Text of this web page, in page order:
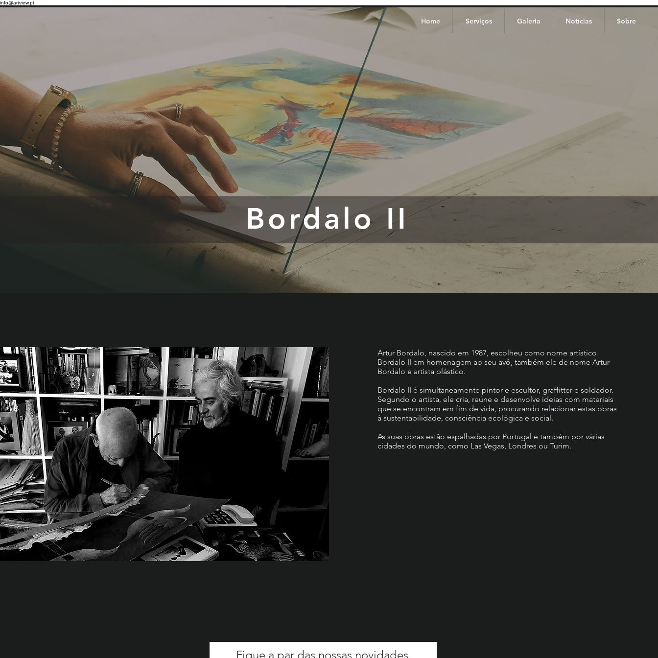
info@artview.pt
Home Serviços Galeria Notícias Sobre
Bordalo II
Artur Bordalo, nascido em 1987, escolheu como nome artístico
Bordalo II em homenagem ao seu avô, também ele de nome Artur
Bordalo e artista plástico.
Bordalo II é simultaneamente pintor e escultor, graffitter e soldador.
Segundo o artista, ele cria, reúne e desenvolve ideias com materiais
que se encontram em fim de vida, procurando relacionar estas obras
à sustentabilidade, consciência ecológica e social.
As suas obras estão espalhadas por Portugal e também por várias
cidades do mundo, como Las Vegas, Londres ou Turim.
Fique a par das nossas novidades